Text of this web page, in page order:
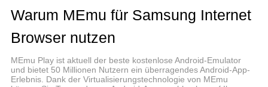
Intelligente Erkennung von Domänen mit Cross-
Site-Tracking-Fähigkeit und Block-Storage
(Cookie)-Zugriff.
* Geschütztes Browsen
Sie erhalten eine Warnung, bevor Sie bekannte
Warum MEmu für Samsung Internet
Browser nutzen
MEmu Play ist aktuell der beste kostenlose Android-Emulator
und bietet 50 Millionen Nutzern ein überragendes Android-App-
Erlebnis. Dank der Virtualisierungstechnologie von MEmu